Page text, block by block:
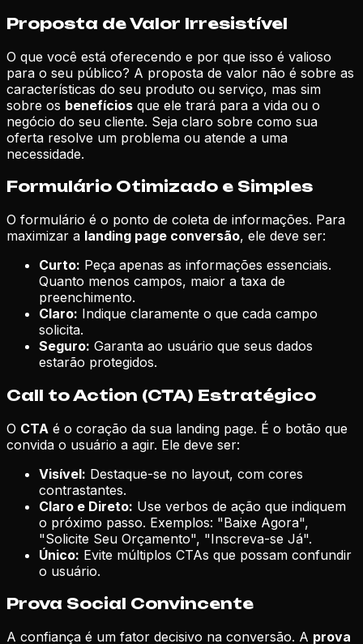
Proposta de Valor Irresistível
O que você está oferecendo e por que isso é valioso
para o seu público? A proposta de valor não é sobre as
características do seu produto ou serviço, mas sim
sobre os benefícios que ele trará para a vida ou o
negócio do seu cliente. Seja claro sobre como sua
oferta resolve um problema ou atende a uma
necessidade.
Formulário Otimizado e Simples
O formulário é o ponto de coleta de informações. Para
maximizar a landing page conversão, ele deve ser:
Curto: Peça apenas as informações essenciais.
Quanto menos campos, maior a taxa de
preenchimento.
Claro: Indique claramente o que cada campo
solicita.
Seguro: Garanta ao usuário que seus dados
estarão protegidos.
Call to Action (CTA) Estratégico
O CTA é o coração da sua landing page. É o botão que
convida o usuário a agir. Ele deve ser:
Visível: Destaque-se no layout, com cores
contrastantes.
Claro e Direto: Use verbos de ação que indiquem
o próximo passo. Exemplos: "Baixe Agora",
"Solicite Seu Orçamento", "Inscreva-se Já".
Único: Evite múltiplos CTAs que possam confundir
o usuário.
Prova Social Convincente
A confiança é um fator decisivo na conversão. A prova